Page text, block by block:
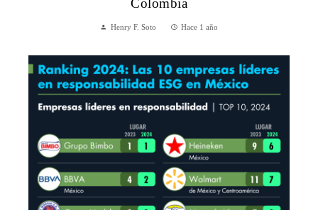
Colombia
Henry F. Soto Hace 1 año